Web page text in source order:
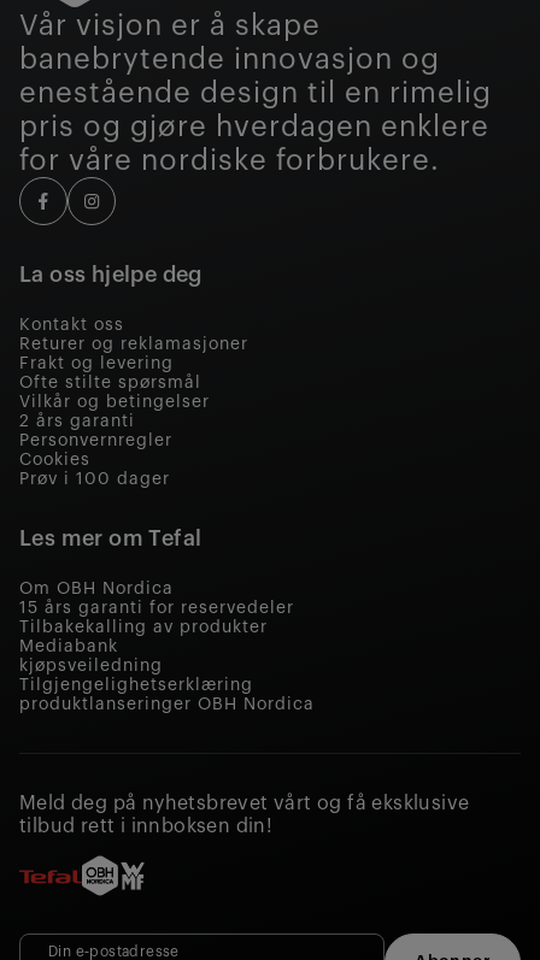
Vår visjon er å skape
banebrytende innovasjon og
enestående design til en rimelig
pris og gjøre hverdagen enklere
for våre nordiske forbrukere.
La oss hjelpe deg
Kontakt oss
Returer og reklamasjoner
Frakt og levering
Ofte stilte spørsmål
Vilkår og betingelser
2 års garanti
Personvernregler
Cookies
Prøv i 100 dager
Les mer om Tefal
Om OBH Nordica
15 års garanti for reservedeler
Tilbakekalling av produkter
Mediabank
kjøpsveiledning
Tilgjengelighetserklæring
produktlanseringer OBH Nordica
Meld deg på nyhetsbrevet vårt og få eksklusive
tilbud rett i innboksen din!
Din e‑postadresse